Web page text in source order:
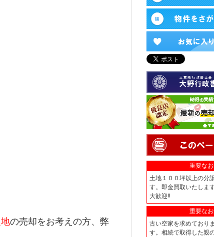
の売却をお考えの方、弊
重要な
土地１００坪以上の分
す。即金買取いたしま
大歓迎‼
重要な
古い空家を求めており
す。相続で取得した親